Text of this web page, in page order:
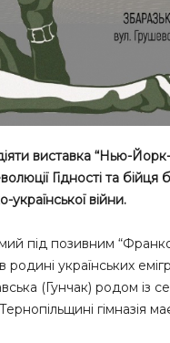
виставка “Нью-Йорк-
Гідності та
української війни.
під позивним
родині українських
(Гунчак) родом із
гімназія